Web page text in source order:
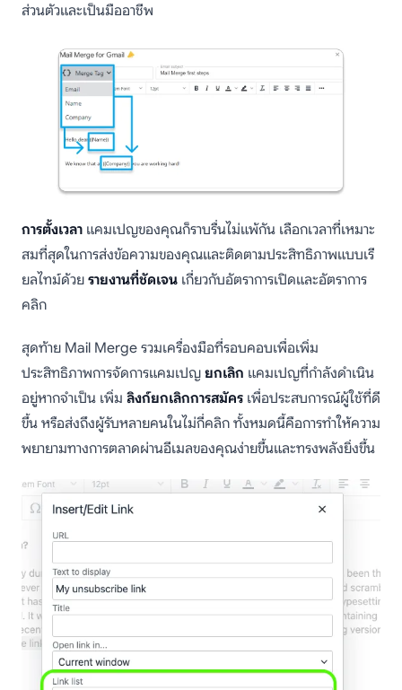
ส่วนตัวและเป็นมืออาชีพ
การตั้งเวลา แคมเปญของคุณก็ราบรื่นไม่แพ้กัน เลือกเวลาที่เหมาะ
สมที่สุดในการส่งข้อความของคุณและติดตามประสิทธิภาพแบบเรี
ยลไทม์ด้วย รายงานที่ชัดเจน เกี่ยวกับอัตราการเปิดและอัตราการ
คลิก
สุดท้าย Mail Merge รวมเครื่องมือที่รอบคอบเพื่อเพิ่ม
ประสิทธิภาพการจัดการแคมเปญ ยกเลิก แคมเปญที่กำลังดำเนิน
อยู่หากจำเป็น เพิ่ม ลิงก์ยกเลิกการสมัคร เพื่อประสบการณ์ผู้ใช้ที่ดี
ขึ้น หรือส่งถึงผู้รับหลายคนในไม่กี่คลิก ทั้งหมดนี้คือการทำให้ความ
พยายามทางการตลาดผ่านอีเมลของคุณง่ายขึ้นและทรงพลังยิ่งขึ้น